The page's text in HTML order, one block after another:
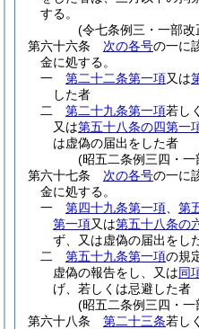
する。
(令七条例三・一部改
第六十六条
次の各号の一に
金に処する。
一
第二十二条第一項又は
した者
二
第二十九条第一項若し
又は第五十八条の四第一
は虚偽の届出をした者
(昭五二条例三四・一
第六十七条
次の各号の一に
金に処する。
一
第四十九条第一項 第
第一項又は第五十八条の
ず、又は虚偽の届出をし
二
第五十九条第一項の規
虚偽の報告をし、又は同
げ、若しくは忌避した者
(昭五二条例三四・一
第六十八条
第二十三条若し